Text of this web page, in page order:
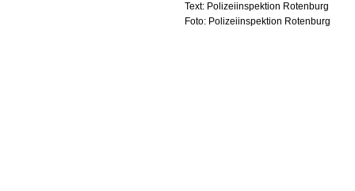
Text: Polizeiinspektion Rotenburg
Foto: Polizeiinspektion Rotenburg